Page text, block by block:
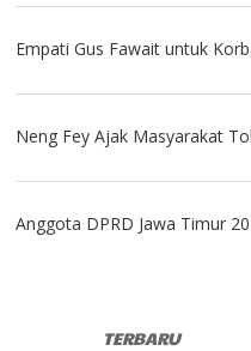
Empati Gus Fawait untuk
Neng Fey Ajak Masyarakat
Anggota DPRD Jawa Timur
TERBARU